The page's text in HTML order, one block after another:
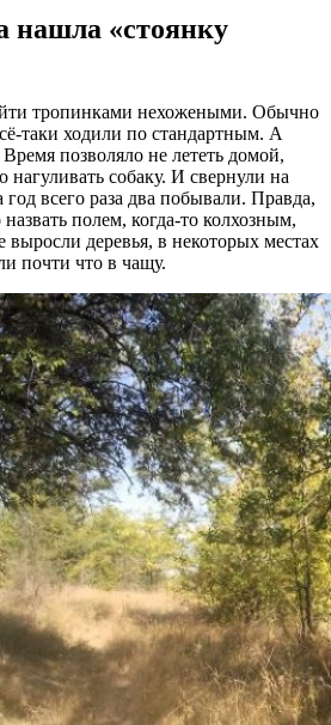
нашла «стоянку
тропинками нехожеными. Обычно
таки ходили по стандартным. А
позволяло не лететь домой,
нагуливать собаку. И свернули на
год всего раза два побывали. Правда,
полем, когда-то колхозным,
выросли деревья, в некоторых местах
почти что в чащу.